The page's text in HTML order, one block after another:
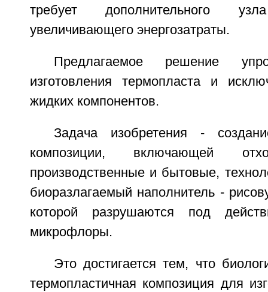
требует дополнительного
увеличивающего энергозатраты.
Предлагаемое решение
изготовления термопласта и
жидких компонентов.
Задача изобретения -
композиции, включающей
производственные и бытовые,
биоразлагаемый наполнитель -
которой разрушаются под
микрофлоры.
Это достигается тем, что
термопластичная композиция для